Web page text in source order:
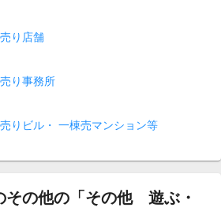
り店舗
り事務所
りビル・ 一棟売マンション等
その他の「その他 遊ぶ・